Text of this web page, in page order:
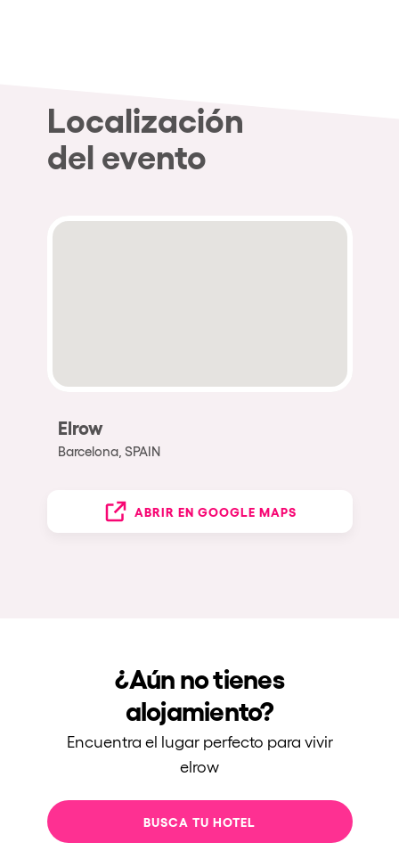
Localización
del evento
Elrow
Barcelona, SPAIN
ABRIR EN GOOGLE MAPS
¿Aún no tienes
alojamiento?
Encuentra el lugar perfecto para vivir
elrow
BUSCA TU HOTEL